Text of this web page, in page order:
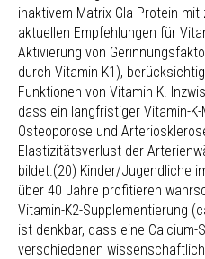
inaktivem Matrix-Gla-Protein
aktuellen Empfehlungen für
Aktivierung von
durch Vitamin K1),
Funktionen von Vitamin K.
dass ein langfristiger Vitamin-
Osteoporose und
Elastizitätsverlust der
bildet.(20) Kinder/Jugendliche
über 40 Jahre profitieren
Vitamin-K2-Supplementierung
ist denkbar, dass eine Calcium-
verschiedenen